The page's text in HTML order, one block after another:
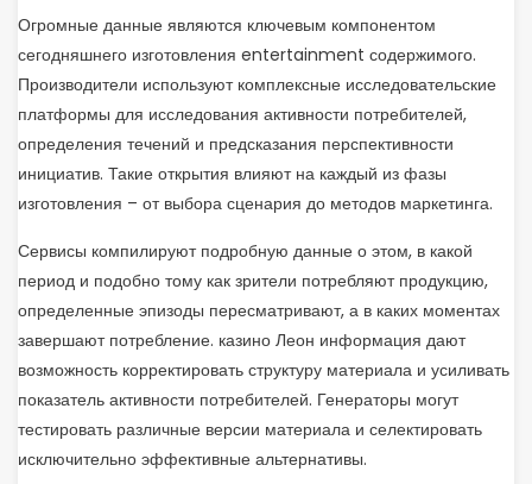
Огромные данные являются ключевым компонентом
сегодняшнего изготовления entertainment содержимого.
Производители используют комплексные исследовательские
платформы для исследования активности потребителей,
определения течений и предсказания перспективности
инициатив. Такие открытия влияют на каждый из фазы
изготовления – от выбора сценария до методов маркетинга.
Сервисы компилируют подробную данные о этом, в какой
период и подобно тому как зрители потребляют продукцию,
определенные эпизоды пересматривают, а в каких моментах
завершают потребление. казино Леон информация дают
возможность корректировать структуру материала и усиливать
показатель активности потребителей. Генераторы могут
тестировать различные версии материала и селектировать
исключительно эффективные альтернативы.